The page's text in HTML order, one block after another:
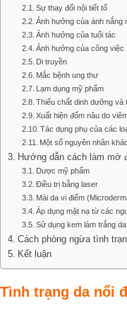
Sự thay đổi nội tiết tố
Ảnh hưởng của ánh nắng
Ảnh hưởng của tuổi tác
Ảnh hưởng của công việc
Di truyền
Mắc bệnh ung thư
Lạm dụng mỹ phẩm
Thiếu chất dinh dưỡng và
Xuất hiện đốm nâu do
Tác dụng phụ của các
Một số nguyên nhân khác
Hướng dẫn cách làm mờ
Dược mỹ phẩm
Điều trị bằng laser
Mài da vi điểm
Áp dụng mặt nạ từ các
Sử dụng kem làm trắng
Cách phòng ngừa tình
Kết luận
Tình trạng da nổi